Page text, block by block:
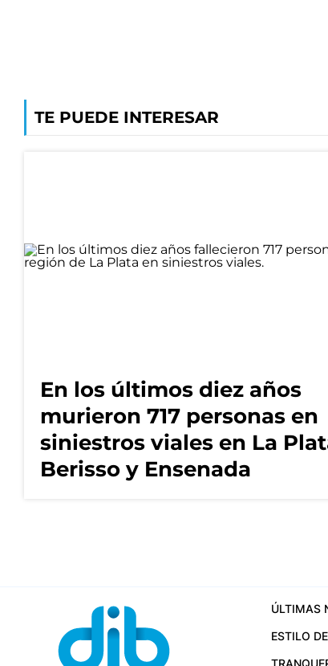
TE PUEDE INTERESAR
En los últimos diez años
murieron 717 personas en
siniestros viales en La
Berisso y Ensenada
ÚLTIMAS
ESTILO